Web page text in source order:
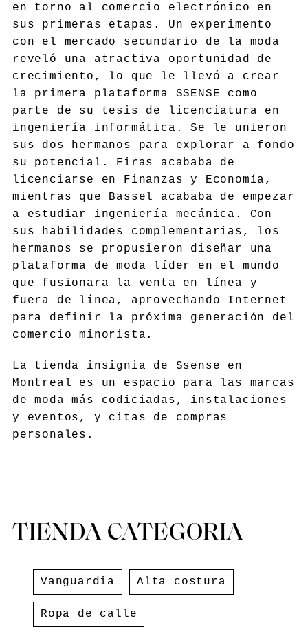
en torno al comercio electrónico en
sus primeras etapas. Un experimento
con el mercado secundario de la moda
reveló una atractiva oportunidad de
crecimiento, lo que le llevó a crear
la primera plataforma SSENSE como
parte de su tesis de licenciatura en
ingeniería informática. Se le unieron
sus dos hermanos para explorar a fondo
su potencial. Firas acababa de
licenciarse en Finanzas y Economía,
mientras que Bassel acababa de empezar
a estudiar ingeniería mecánica. Con
sus habilidades complementarias, los
hermanos se propusieron diseñar una
plataforma de moda líder en el mundo
que fusionara la venta en línea y
fuera de línea, aprovechando Internet
para definir la próxima generación del
comercio minorista.
La tienda insignia de Ssense en
Montreal es un espacio para las marcas
de moda más codiciadas, instalaciones
y eventos, y citas de compras
personales.
TIENDA CATEGORIA
Vanguardia Alta costura
Ropa de calle